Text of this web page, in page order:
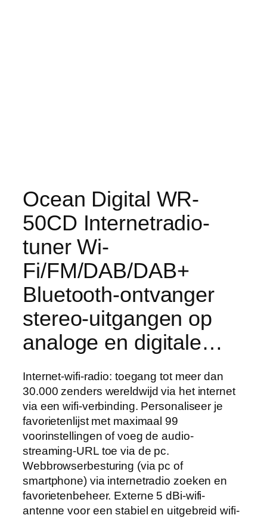
Ocean Digital WR-
50CD Internetradio-
tuner Wi-
Fi/FM/DAB/DAB+
Bluetooth-ontvanger
stereo-uitgangen op
analoge en digitale…
Internet-wifi-radio: toegang tot meer dan
30.000 zenders wereldwijd via het internet
via een wifi-verbinding. Personaliseer je
favorietenlijst met maximaal 99
voorinstellingen of voeg de audio-
streaming-URL toe via de pc.
Webbrowserbesturing (via pc of
smartphone) via internetradio zoeken en
favorietenbeheer. Externe 5 dBi-wifi-
antenne voor een stabiel en uitgebreid wifi-